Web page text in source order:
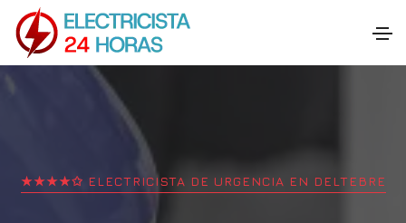
★★★★✩ ELECTRICISTA DE URGENCIA EN DELTEBRE